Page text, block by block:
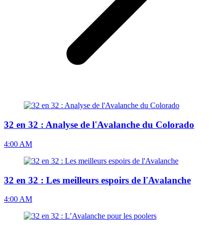
32 en 32 : Analyse de l'Avalanche du Colorado
4:00 AM
32 en 32 : Les meilleurs espoirs de l'Avalanche
4:00 AM